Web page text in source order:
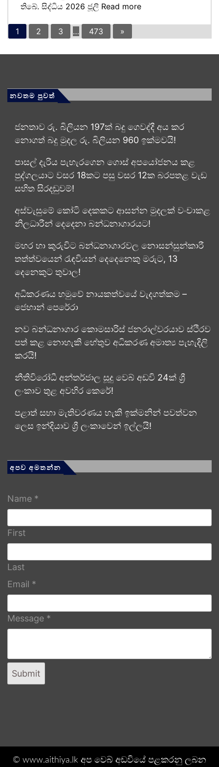
තිබේ. සිද්ධිය 2026 ජූලි Read more
1 2 3 … 473 »
නවතම පුවත්
ජනතාව රු. බිලියන 197ක් බදු ගෙවද්දී අය කර
නොගත් බදු මුදල රු. බිලියන 960 ඉක්මවයි!
පාසල් දැරිය පැහැරගෙන ගොස් අපයෝජනය කළ
පුද්ගලයාට වසර 18කට පසු වසර 12ක බරපතළ වැඩ
සහිත සිරදඬුවම්!
අස්වැසුමේ කෝටි දෙකකට ආසන්න මුදලක් වංචාකළ
නිලධාරීන් දෙදෙනා බන්ධනාගාරයට!
මහර හා කුරුවිට බන්ධනාගාරවල නොසන්සුන්කාරී
තත්ත්වයෙන් රැඳවියන් දෙදෙනෙකු මරුට, 13
දෙනෙකුට තුවාල!
අධිකරණය හමුවේ නායකත්වයේ වැදගත්කම –
ජෙහාන් පෙරේරා
නව බන්ධනාගාර කොමසාරිස් ජනරාල්වරයාව ස්ථිරව
පත් කළ නොහැකි හේතුව අධිකරණ අමාත්‍ය පැහැදිලි
කරයි!
නීතිවිරෝධී අන්තර්ජාල සූදු වෙබ් අඩවි 24ක් ශ්‍රී
ලංකාව තුළ අවහිර කෙරේ!
පළාත් සභා මැතිවරණය හැකි ඉක්මනින් පවත්වන
ලෙස ඉන්දියාව ශ්‍රී ලංකාවෙන් ඉල්ලයි!
අපව අමතන්න
Name *
First
Last
Email *
Message *
Submit
© www.aithiya.lk අප වෙබ් අඩවියේ පළකරනු ලබන